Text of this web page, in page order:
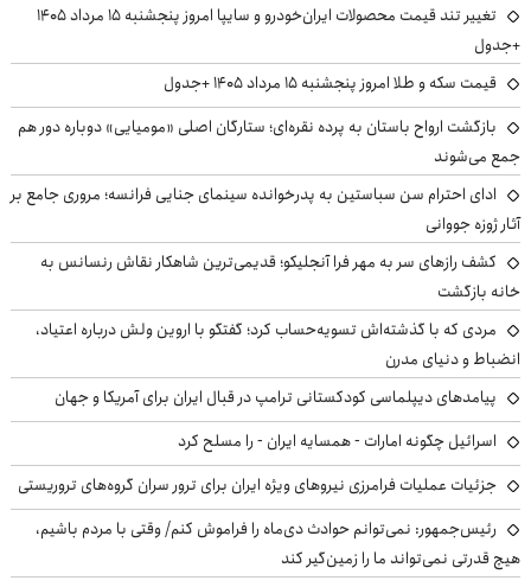
تغییر تند قیمت محصولات ایران‌خودرو و سایپا امروز پنجشنبه ۱۵ مرداد ۱۴۰۵
+جدول
قیمت سکه و طلا امروز پنجشنبه ۱۵ مرداد ۱۴۰۵ +جدول
بازگشت ارواح باستان به پرده نقره‌ای؛ ستارگان اصلی «مومیایی» دوباره دور هم
جمع می‌شوند
ادای احترام سن سباستین به پدرخوانده سینمای جنایی فرانسه؛ مروری جامع بر
آثار ژوزه جووانی
کشف رازهای سر به مهر فرا آنجلیکو؛ قدیمی‌ترین شاهکار نقاش رنسانس به
خانه بازگشت
مردی که با گذشته‌اش تسویه‌حساب کرد؛ گفتگو با اروین ولش درباره اعتیاد،
انضباط و دنیای مدرن
پیامدهای دیپلماسی کودکستانی ترامپ در قبال ایران برای آمریکا و جهان
اسرائیل چگونه امارات - همسایه ایران - را مسلح کرد
جزئیات عملیات فرامرزی نیروهای ویژه ایران برای ترور سران گروه‌های تروریستی
رئیس‌جمهور: نمی‌توانم حوادث دی‌ماه را فراموش کنم/ وقتی با مردم باشیم،
هیچ قدرتی نمی‌تواند ما را زمین‌گیر کند